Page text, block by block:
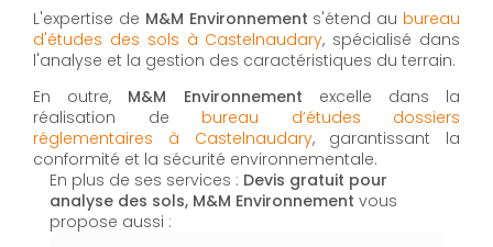
L'expertise de M&M Environnement s'étend au bureau
d'études des sols à Castelnaudary, spécialisé dans
l'analyse et la gestion des caractéristiques du terrain.
En outre, M&M Environnement excelle dans la
réalisation de bureau d’études dossiers
réglementaires à Castelnaudary, garantissant la
conformité et la sécurité environnementale.
En plus de ses services : Devis gratuit pour
analyse des sols, M&M Environnement vous
propose aussi :